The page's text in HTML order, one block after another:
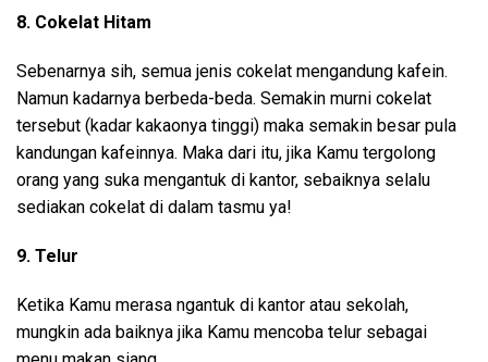
8. Cokelat Hitam
Sebenarnya sih, semua jenis cokelat mengandung kafein.
Namun kadarnya berbeda-beda. Semakin murni cokelat
tersebut (kadar kakaonya tinggi) maka semakin besar pula
kandungan kafeinnya. Maka dari itu, jika Kamu tergolong
orang yang suka mengantuk di kantor, sebaiknya selalu
sediakan cokelat di dalam tasmu ya!
9. Telur
Ketika Kamu merasa ngantuk di kantor atau sekolah,
mungkin ada baiknya jika Kamu mencoba telur sebagai